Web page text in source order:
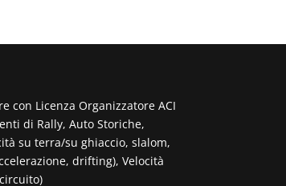
con Licenza Organizzatore ACI
di Rally, Auto Storiche,
su terra/su ghiaccio, slalom,
drifting), Velocità